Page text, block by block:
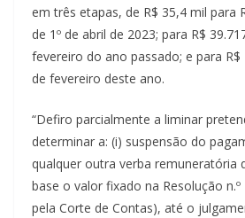
em três etapas, de R$ 35,4 mil para
de 1º de abril de 2023; para R$
fevereiro do ano passado; e para R$
de fevereiro deste ano.
“Defiro parcialmente a liminar
determinar a: (i) suspensão do
qualquer outra verba remuneratória
base o valor fixado na Resolução
pela Corte de Contas), até o